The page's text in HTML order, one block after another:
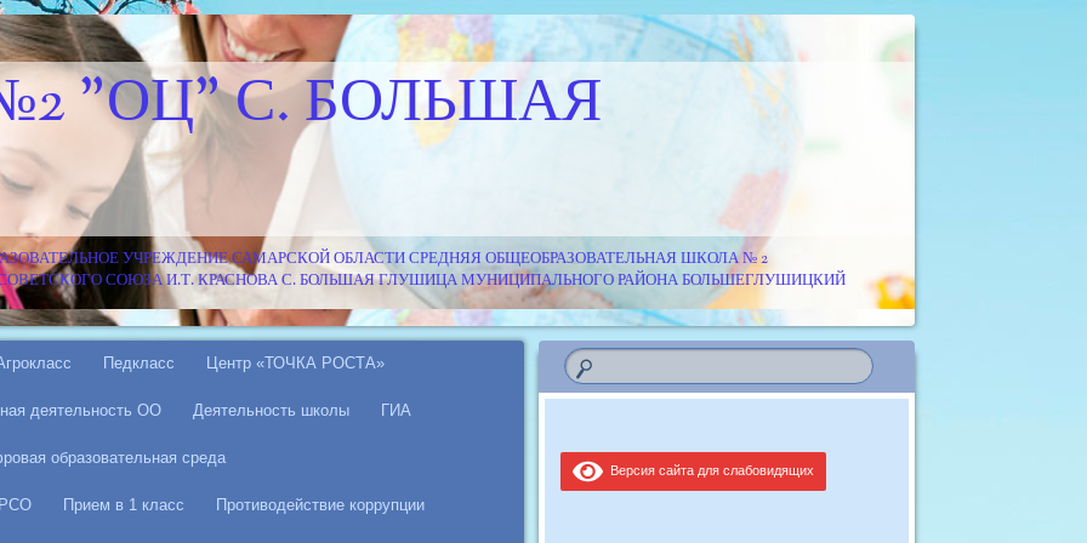
"ОЦ" С. БОЛЬШАЯ
УЧРЕЖДЕНИЕ САМАРСКОЙ ОБЛАСТИ СРЕДНЯЯ ОБЩЕОБРАЗОВАТЕЛЬНАЯ ШКОЛА № 2
СОВЕТСКОГО СОЮЗА И.Т. КРАСНОВА С. БОЛЬШАЯ ГЛУШИЦА МУНИЦИПАЛЬНОГО РАЙОНА БОЛЬШЕГЛУШИЦКИЙ
Педкласс Центр «ТОЧКА РОСТА»
деятельность ОО Деятельность школы ГИА
образовательная среда
Прием в 1 класс Противодействие коррупции
Версия сайта для слабовидящих